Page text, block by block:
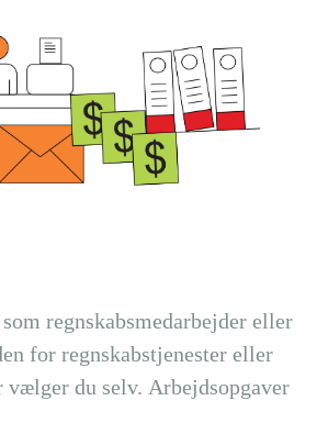
regnskabsmedarbejder eller
for regnskabstjenester eller
vælger du selv. Arbejdsopgaver